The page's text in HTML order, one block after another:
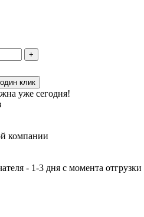
+
клик
компании
- 1-3 дня с момента отгрузки